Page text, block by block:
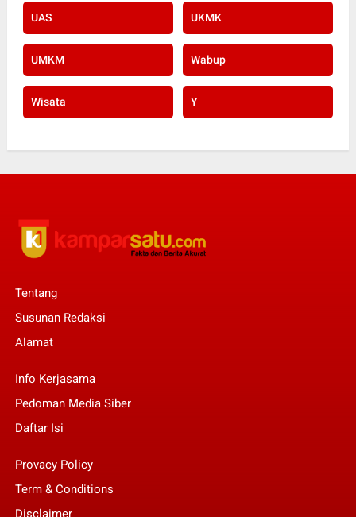
UAS UKMK
UMKM Wabup
Wisata Y
Tentang
Susunan Redaksi
Alamat
Info Kerjasama
Pedoman Media Siber
Daftar Isi
Provacy Policy
Term & Conditions
Disclaimer